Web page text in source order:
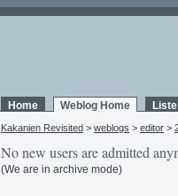
Home Weblog Home
Kakanien Revisited > weblogs > editor >
No new users are admitted
(We are in archive mode)